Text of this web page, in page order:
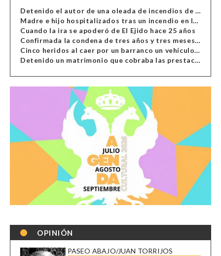
Detenido el autor de una oleada de incendios de contenedores en Almería
Madre e hijo hospitalizados tras un incendio en la cocina de una vivienda en Almería
Cuando la ira se apoderó de El Ejido hace 25 años
Confirmada la condena de tres años y tres meses al hombre de Antas acusado de xenofobia
Cinco heridos al caer por un barranco un vehículo en Alcolea
Detenido un matrimonio que cobraba las prestaciones de ilegales en Almería, Granada, Málaga, Huelva y Murcia
OPINIÓN
PASEO ABAJO/JUAN TORRIJOS